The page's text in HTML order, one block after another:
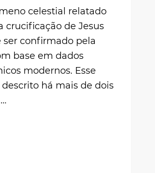
celestial relatado
crucificação de Jesus
ser confirmado pela
base em dados
modernos. Esse
há mais de dois